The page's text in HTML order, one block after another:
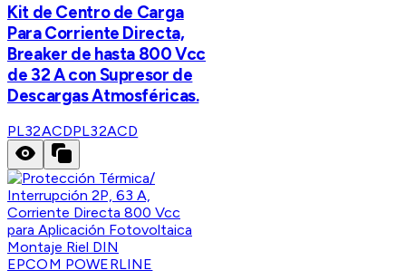
Kit de Centro de Carga
Para Corriente Directa,
Breaker de hasta 800 Vcc
de 32 A con Supresor de
Descargas Atmosféricas.
PL32ACDPL32ACD
EPCOM POWERLINE